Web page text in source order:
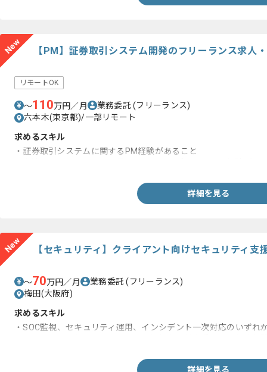
New 【PM】証券取引システム開発のフリーランス求人
リモートOK
〜110万円／月 業務委託(フリーランス)
六本木(東京都)/一部リモート
求めるスキル
・証券取引システムに関するPM経験があること
詳細を見る
New 【セキュリティ】クライアント向けセキュリティ
〜70万円／月 業務委託(フリーランス)
梅田(大阪府)
求めるスキル
・SOC監視、セキュリティ運用、インシデント一次対応のいずれ
詳細を見る